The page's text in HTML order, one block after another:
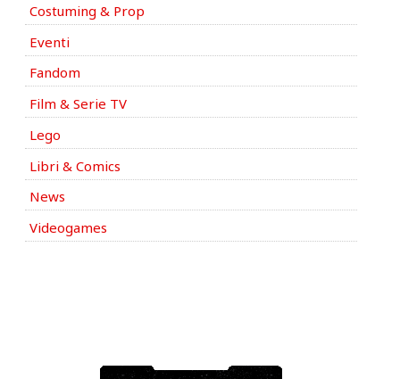
Costuming & Prop
Eventi
Fandom
Film & Serie TV
Lego
Libri & Comics
News
Videogames